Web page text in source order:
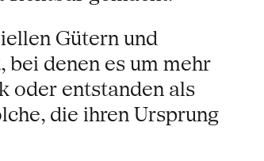
Gütern und
denen es um mehr
oder entstanden als
die ihren Ursprung